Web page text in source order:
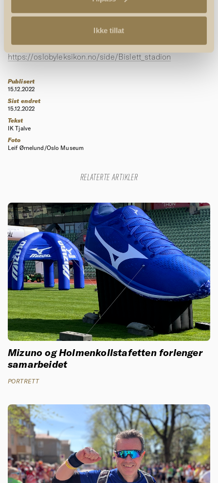
Ikke tillat
Nordlie, O. (1945).Tjalvisten nr 3. Tjalve.
https://tjalve.no/organisasjon-2/tjalvisten/
Oslo Byleksikon. (u.å.).Bislett stadion.
https://oslobyleksikon.no/side/Bislett_stadion
Publisert
15.12.2022
Sist endret
15.12.2022
Tekst
IK Tjalve
Foto
Leif Ørnelund/Oslo Museum
RELATERTE ARTIKLER
Mizuno og Holmenkollstafetten forlenger
samarbeidet
PORTRETT